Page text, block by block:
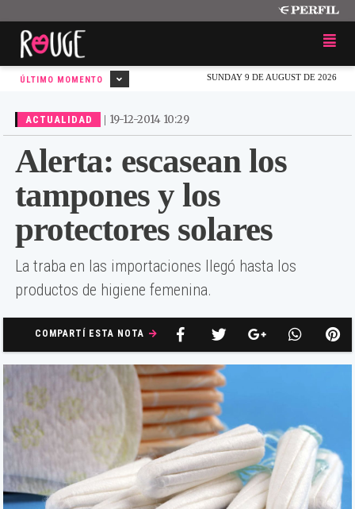
SUNDAY 9 DE AUGUST DE 2026
ÚLTIMO MOMENTO
ACTUALIDAD | 19-12-2014 10:29
Alerta: escasean los
tampones y los
protectores solares
La traba en las importaciones llegó hasta los
productos de higiene femenina.
COMPARTÍ ESTA NOTA